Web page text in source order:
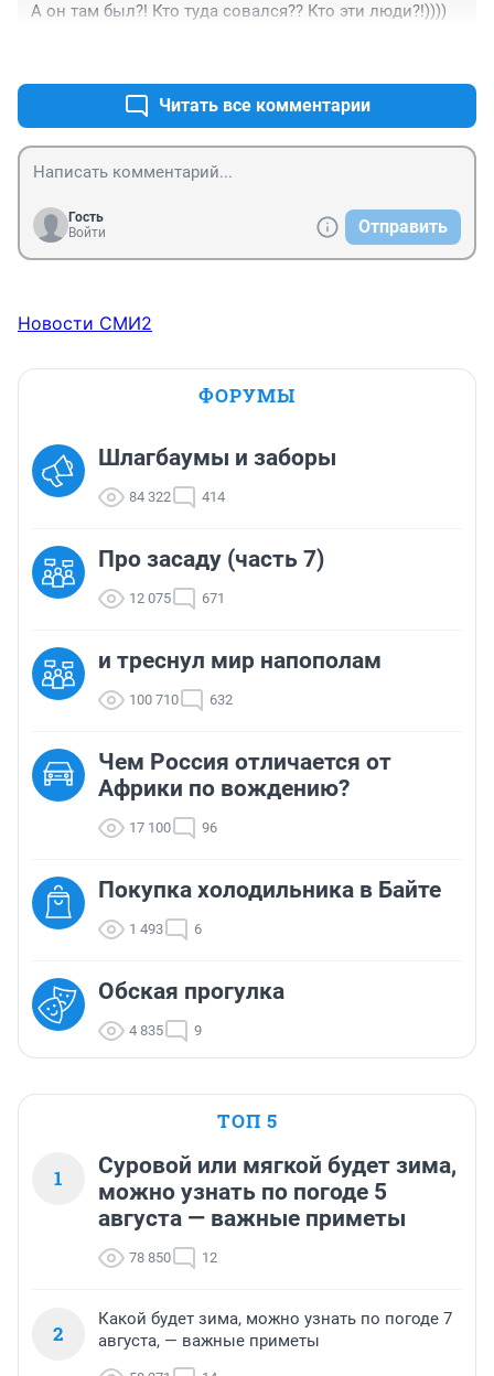
А он там был?! Кто туда совался?? Кто эти люди?!))))
Читать все комментарии
Гость
Войти
Отправить
Новости СМИ2
ФОРУМЫ
Шлагбаумы и заборы
84 322 414
Про засаду (часть 7)
12 075 671
и треснул мир напополам
100 710 632
Чем Россия отличается от
Африки по вождению?
17 100 96
Покупка холодильника в Байте
1 493 6
Обская прогулка
4 835 9
ТОП 5
1
Суровой или мягкой будет зима,
можно узнать по погоде 5
августа — важные приметы
78 850 12
2
Какой будет зима, можно узнать по погоде 7
августа, — важные приметы